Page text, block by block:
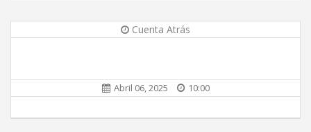
Cuenta Atrás
Abril 06, 2025 10:00